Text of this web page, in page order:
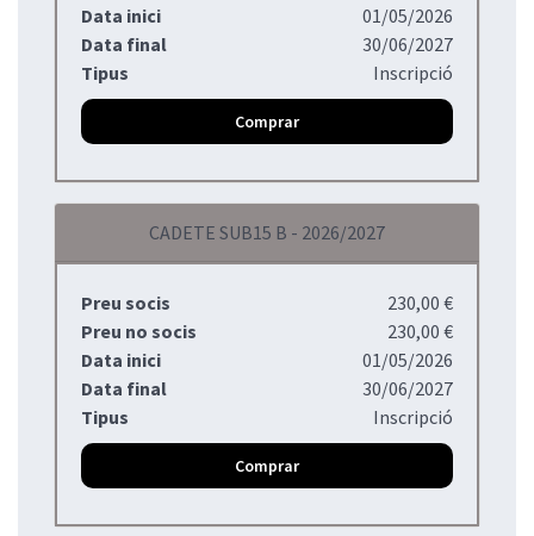
Data inici
01/05/2026
Data final
30/06/2027
Tipus
Inscripció
Comprar
CADETE SUB15 B - 2026/2027
Preu socis
230,00 €
Preu no socis
230,00 €
Data inici
01/05/2026
Data final
30/06/2027
Tipus
Inscripció
Comprar